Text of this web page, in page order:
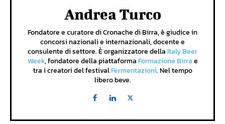
Andrea Turco
Fondatore e curatore di Cronache di Birra, è giudice in
concorsi nazionali e internazionali, docente e
consulente di settore. È organizzatore della Italy Beer
Week, fondatore della piattaforma Formazione Birrae
tra i creatori del festivalFermentazioni. Nel tempo
libero beve.